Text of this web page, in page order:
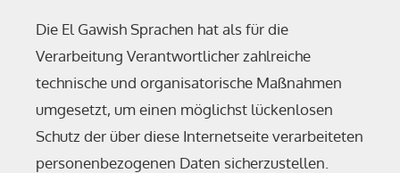
Die El Gawish Sprachen hat als für die
Verarbeitung Verantwortlicher zahlreiche
technische und organisatorische Maßnahmen
umgesetzt, um einen möglichst lückenlosen
Schutz der über diese Internetseite verarbeiteten
personenbezogenen Daten sicherzustellen.